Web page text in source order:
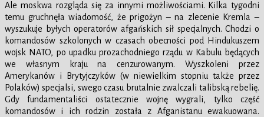
Ale moskwa rozgląda się za innymi możliwościami. Kilka tygodni
temu gruchnęła wiadomość, że prigożyn – na zlecenie Kremla –
wyszukuje byłych operatorów afgańskich sił specjalnych. Chodzi o
komandosów szkolonych w czasach obecności pod Hindukuszem
wojsk NATO, po upadku prozachodniego rządu w Kabulu będących
we własnym kraju na cenzurowanym. Wyszkoleni przez
Amerykanów i Brytyjczyków (w niewielkim stopniu także przez
Polaków) specjalsi, swego czasu brutalnie zwalczali talibską rebelię.
Gdy fundamentaliści ostatecznie wojnę wygrali, tylko część
komandosów i ich rodzin została z Afganistanu ewakuowana.